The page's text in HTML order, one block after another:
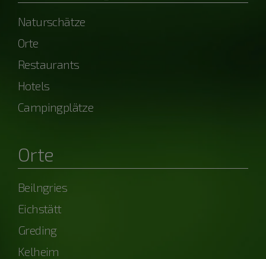
Naturschätze
Orte
Restaurants
Hotels
Campingplätze
Orte
Beilngries
Eichstätt
Greding
Kelheim